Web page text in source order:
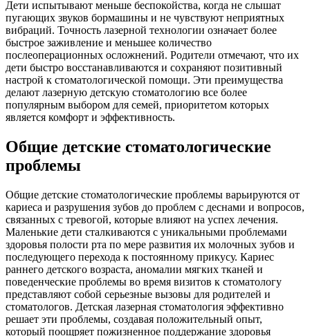
Дети испытывают меньше беспокойства, когда не слышат
пугающих звуков бормашины и не чувствуют неприятных
вибраций. Точность лазерной технологии означает более
быстрое заживление и меньшее количество
послеоперационных осложнений. Родители отмечают, что их
дети быстро восстанавливаются и сохраняют позитивный
настрой к стоматологической помощи. Эти преимущества
делают лазерную детскую стоматологию все более
популярным выбором для семей, приоритетом которых
является комфорт и эффективность.
Общие детские стоматологические
проблемы
Общие детские стоматологические проблемы варьируются от
кариеса и разрушения зубов до проблем с деснами и вопросов,
связанных с тревогой, которые влияют на успех лечения.
Маленькие дети сталкиваются с уникальными проблемами
здоровья полости рта по мере развития их молочных зубов и
последующего перехода к постоянному прикусу. Кариес
раннего детского возраста, аномалии мягких тканей и
поведенческие проблемы во время визитов к стоматологу
представляют собой серьезные вызовы для родителей и
стоматологов. Детская лазерная стоматология эффективно
решает эти проблемы, создавая положительный опыт,
который поощряет пожизненное поддержание здоровья